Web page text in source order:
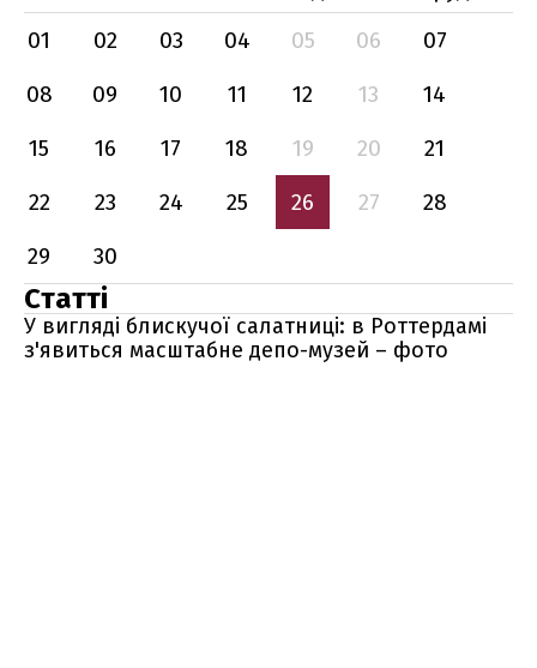
01
02 03 04 05 06
07
08
09 10 11 12 13
14
15
16 17 18 19 20
21
22
23 24 25 26 27
28
29
30
Статті
У вигляді блискучої салатниці: в Роттердамі
з'явиться масштабне депо-музей – фото